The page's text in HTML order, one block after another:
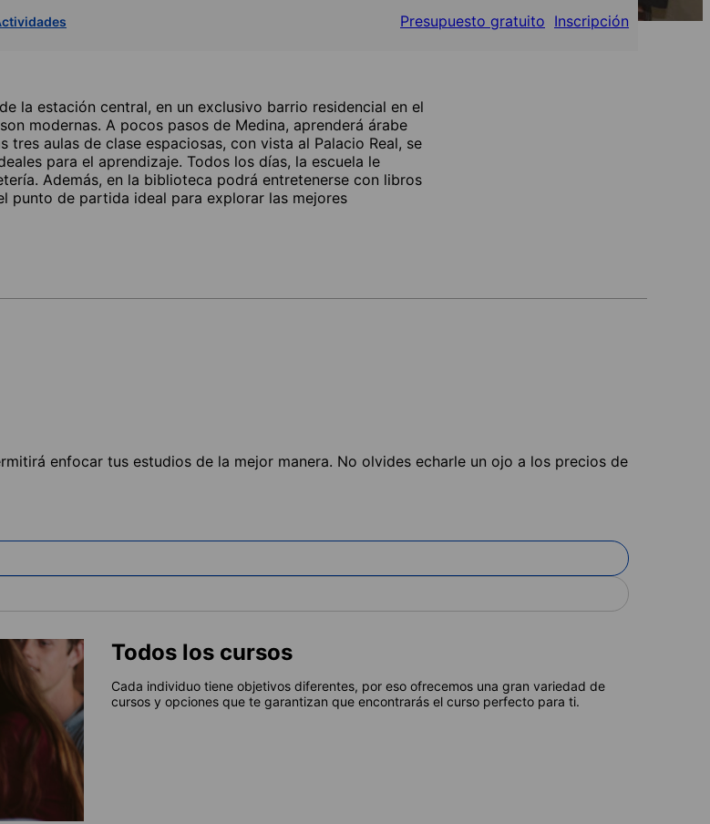
Presupuesto gratuito Inscripción
la estación central, en un exclusivo barrio residencial en el
modernas. A pocos pasos de Medina, aprenderá árabe
aulas de clase espaciosas, con vista al Palacio Real, se
para el aprendizaje. Todos los días, la escuela le
Además, en la biblioteca podrá entretenerse con libros
punto de partida ideal para explorar las mejores
enfocar tus estudios de la mejor manera. No olvides echarle un ojo a los precios de
Todos los cursos
Cada individuo tiene objetivos diferentes, por eso ofrecemos una gran variedad de
cursos y opciones que te garantizan que encontrarás el curso perfecto para ti.